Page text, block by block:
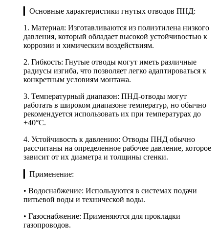
▎Основные характеристики гнутых отводов ПНД:
1. Материал: Изготавливаются из полиэтилена низкого
давления, который обладает высокой устойчивостью к
коррозии и химическим воздействиям.
2. Гибкость: Гнутые отводы могут иметь различные
радиусы изгиба, что позволяет легко адаптироваться к
конкретным условиям монтажа.
3. Температурный диапазон: ПНД-отводы могут
работать в широком диапазоне температур, но обычно
рекомендуется использовать их при температурах до
+40°C.
4. Устойчивость к давлению: Отводы ПНД обычно
рассчитаны на определенное рабочее давление, которое
зависит от их диаметра и толщины стенки.
▎Применение:
• Водоснабжение: Используются в системах подачи
питьевой воды и технической воды.
• Газоснабжение: Применяются для прокладки
газопроводов.